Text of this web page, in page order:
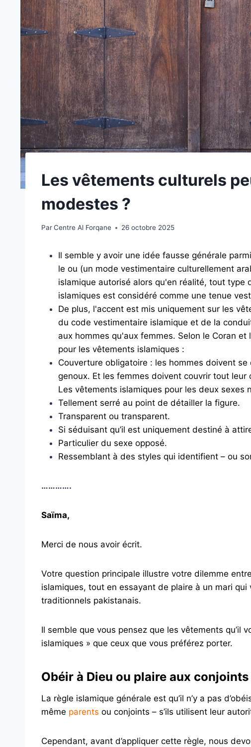
Les vêtements culturels
modestes ?
ParCentre Al Forqane 26 octobre 2025
Il semble y avoir une idée fausse générale
le ou (un mode vestimentaire culturellement
islamique autorisé alors qu'en réalité, tout type
islamiques est considéré comme une tenue
De plus, l'accent est mis uniquement sur les
du code vestimentaire islamique et de la
aux hommes qu'aux femmes. Selon le Coran
pour les vêtements islamiques :
Couverture obligatoire : les hommes doivent
genoux. Et les femmes doivent couvrir tout leur
Les vêtements islamiques pour les deux sexes
Tellement serré au point de détailler la figure.
Transparent ou transparent.
Si séduisant qu’il est uniquement destiné à
Particulier du sexe opposé.
Ressemblant à des styles qui identifient – ​​ou
………….
Saïma,
Merci de nous avoir écrit.
Votre question principale illustre votre dilemme
islamiques, tout en essayant de plaire à un mari
traditionnels pakistanais.
Il semble que vous pensez que les vêtements qu’il
islamiques » que ceux que vous préférez porter.
Obéir à Dieu ou plaire aux conjoints
La règle islamique générale est qu’il n’y a pas
même parents ou conjoints – s’ils utilisent leur
Cependant, avant d’appliquer cette règle, nous